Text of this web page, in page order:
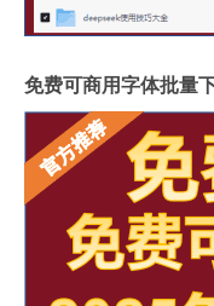
免费可商用字体批量